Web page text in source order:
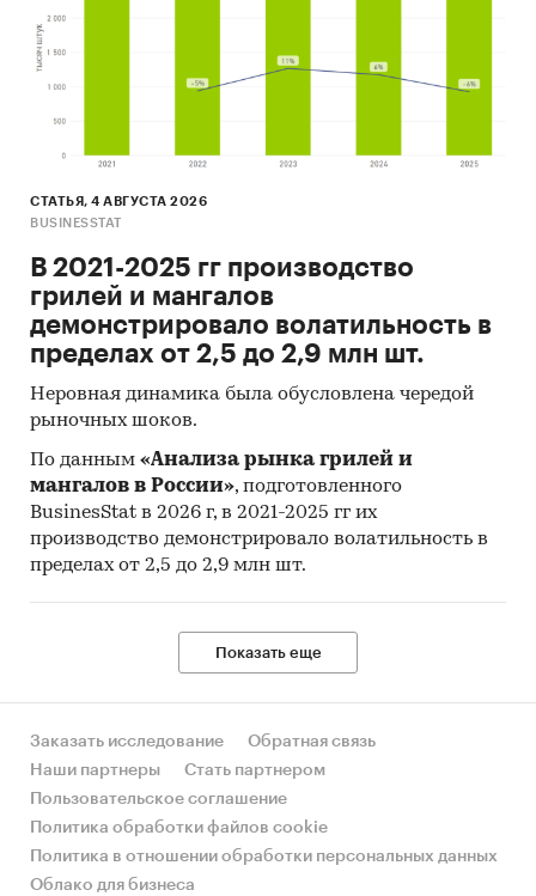
СТАТЬЯ, 4 АВГУСТА 2026
BUSINESSTAT
В 2021-2025 гг производство
грилей и мангалов
демонстрировало волатильность в
пределах от 2,5 до 2,9 млн шт.
Неровная динамика была обусловлена чередой
рыночных шоков.
По данным «Анализа рынка грилей и
мангалов в России», подготовленного
BusinesStat в 2026 г, в 2021-2025 гг их
производство демонстрировало волатильность в
пределах от 2,5 до 2,9 млн шт.
Показать еще
Заказать исследование
Обратная связь
Наши партнеры
Стать партнером
Пользовательское соглашение
Политика обработки файлов cookie
Политика в отношении обработки персональных данных
Облако для бизнеса